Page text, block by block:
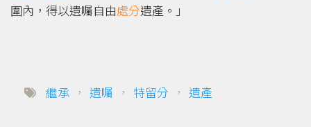
圍內，得以遺囑自由處分遺產。」
繼承 ， 遺囑 ， 特留分 ， 遺產